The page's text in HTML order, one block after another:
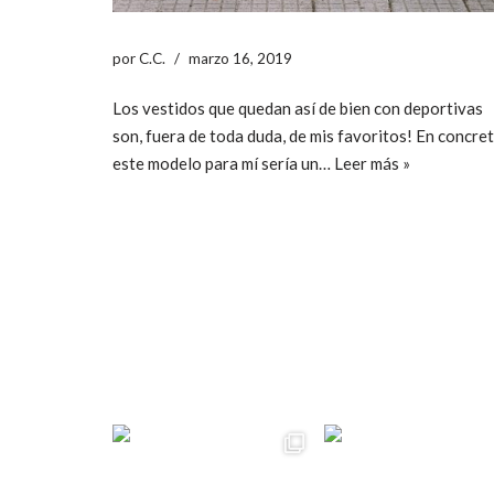
porC.C. marzo 16, 2019
Los vestidos que quedan así de bien con deportivas
son, fuera de toda duda, de mis favoritos! En
este modelo para mí sería un… Leer más »